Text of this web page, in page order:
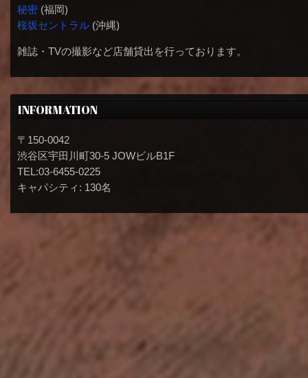
秘密(福岡)
桜坂セントラル(沖縄)
雑誌・TVの撮影など店舗貸出を行っております。
INFORMATION
〒150-0042
渋谷区宇田川町30-5 JOWビルB1F
TEL:03-6455-0225
キャパシティ: 130名